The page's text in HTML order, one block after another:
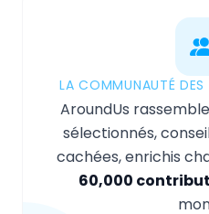
LA COMMUNAUTÉ DES
AroundUs
sélectionnés,
cachées, enrichis
60,000